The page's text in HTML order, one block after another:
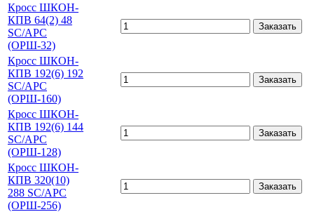
Кросс ШКОН-
КПВ 64(2) 48
SC/APC
(ОРШ-32)
Заказать
Кросс ШКОН-
КПВ 192(6) 192
SC/APC
(ОРШ-160)
Заказать
Кросс ШКОН-
КПВ 192(6) 144
SC/APC
(ОРШ-128)
Заказать
Кросс ШКОН-
КПВ 320(10)
288 SC/APC
(ОРШ-256)
Заказать